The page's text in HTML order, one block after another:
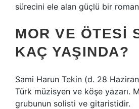
sürecini ele alan güçlü bir
MOR VE ÖTESI
KAÇ YAŞINDA?
Sami Harun Tekin (d. 28
Türk müzisyen ve köşe yazarı.
grubunun solisti ve gitaristidir.